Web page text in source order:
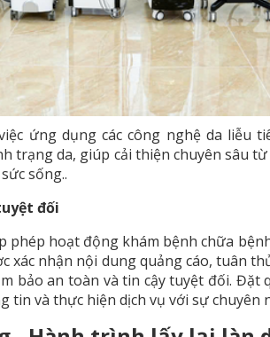
ứng dụng các công nghệ da liễu
trạng da, giúp cải thiện chuyên sâu
sống..
đối
phép hoạt động khám bệnh chữa
xác nhận nội dung quảng cáo, tuân
bảo an toàn và tin cậy tuyệt đối. Đặt
tin và thực hiện dịch vụ với sự chuyên